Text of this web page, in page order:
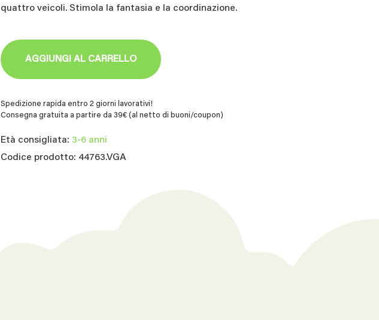
quattro veicoli. Stimola la fantasia e la coordinazione.
AGGIUNGI AL CARRELLO
Spedizione rapida entro 2 giorni lavorativi!
Consegna gratuita a partire da 39€ (al netto di buoni/coupon)
Età consigliata: 3-6 anni
Codice prodotto: 44763.VGA